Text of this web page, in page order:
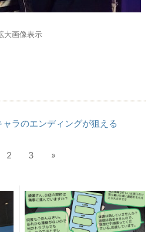
大画像表示
ャラのエンディングが狙える
2 3 »